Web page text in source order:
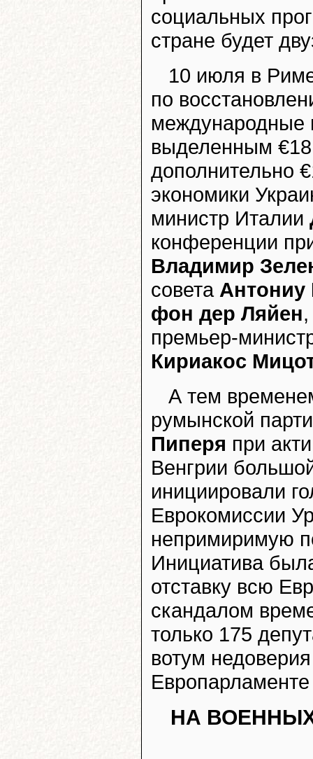
социальных
стране будет
10 июля в
по
международные
выделенным
дополнительно
экономики
министр Италии
конференции
Владимир
совета Антониу
фон дер Ляйен
премьер-
Кириакос
А тем
румынской
Пиперя при
Венгрии
инициировали
Еврокомиссии
непримиримую
Инициатива
отставку всю
скандалом
только 175
вотум
НА